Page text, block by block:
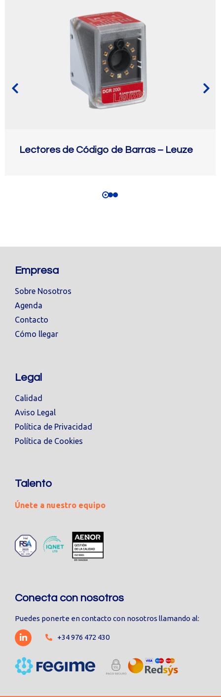
Lectores de Código de Barras – Leuze
Empresa
Sobre Nosotros
Agenda
Contacto
Cómo llegar
Legal
Calidad
Aviso Legal
Política de Privacidad
Política de Cookies
Talento
Únete a nuestro equipo
Conecta con nosotros
Puedes ponerte en contacto con nosotros llamando al:
+34 976 472 430